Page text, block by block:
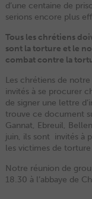
d’une centaine de
serions encore plus
Tous les chrétiens
sont la torture et le
combat contre la
Les chrétiens de
invités à se procurer
de signer une lettre
trouve ce document
Gannat, Ebreuil,
juin, ils sont invités à
les victimes de
Notre réunion de
18.30 à l’abbaye de